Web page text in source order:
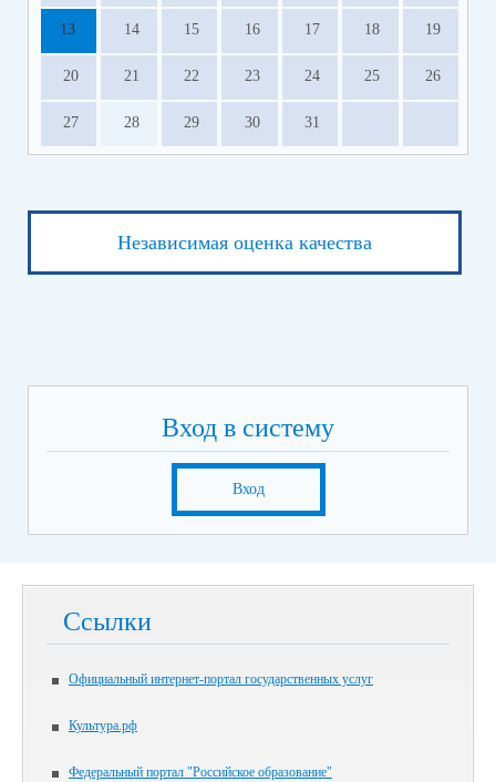
13 14 15 16 17 18 19
20 21 22 23 24 25 26
27 28 29 30 31
Независимая оценка качества
Вход в систему
Вход
Ссылки
Официальный интернет-портал государственных услуг
Культура.рф
Федеральный портал "Российское образование"